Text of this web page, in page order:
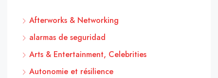
Afterworks & Networking
alarmas de seguridad
Arts & Entertainment, Celebrities
Autonomie et résilience